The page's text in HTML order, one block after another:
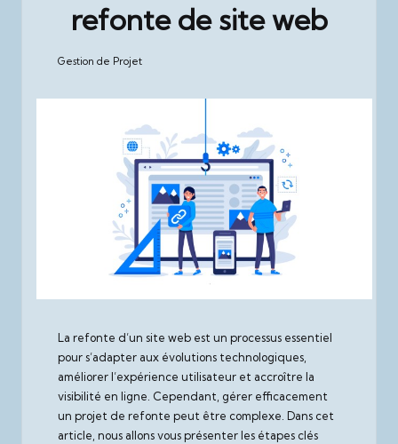
refonte de site web
Posted
Gestion de Projet
La refonte d’un site web est un processus essentiel
pour s’adapter aux évolutions technologiques,
améliorer l’expérience utilisateur et accroître la
visibilité en ligne. Cependant, gérer efficacement
un projet de refonte peut être complexe. Dans cet
article, nous allons vous présenter les étapes clés